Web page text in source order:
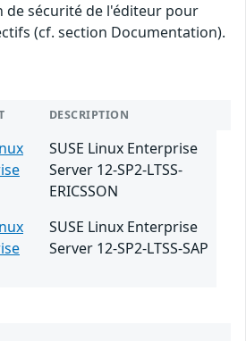
de sécurité de l'éditeur pour
(cf. section Documentation).
DESCRIPTION
SUSE Linux Enterprise
Server 12-SP2-LTSS-
ERICSSON
SUSE Linux Enterprise
Server 12-SP2-LTSS-SAP